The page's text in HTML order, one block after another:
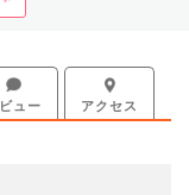
ュー アクセス